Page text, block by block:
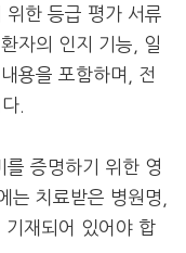
위한 등급 평가 서류
자의 인지 기능, 일
용을 포함하며, 전
.
를 증명하기 위한 영
는 치료받은 병원명,
재되어 있어야 합